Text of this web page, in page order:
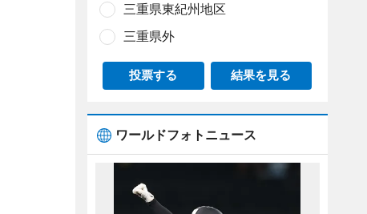
三重県東紀州地区
三重県外
投票する 結果を見る
ワールドフォトニュース